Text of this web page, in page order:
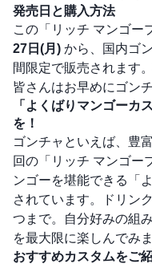
発売日と購入方法
この「リッチ マンゴー
27日(月) から、国内ゴ
間限定で販売されます
皆さんはお早めにゴン
「よくばりマンゴーカ
を！
ゴンチャといえば、豊
回の「リッチ マンゴー
ンゴーを堪能できる「
されています。ドリン
つまで。自分好みの組
を最大限に楽しんでみ
おすすめカスタムをご